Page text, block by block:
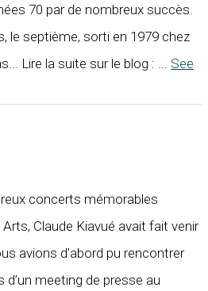
70 par de nombreux succès.
le septième, sorti en 1979 chez
Lire la suite sur le blog :
See
concerts mémorables
Claude Kiavué avait fait venir
avions d’abord pu rencontrer
meeting de presse au